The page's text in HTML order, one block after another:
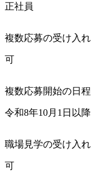
正社員
複数応募の受け入れ
可
複数応募開始の日程
令和8年10月1日以降
職場見学の受け入れ
可